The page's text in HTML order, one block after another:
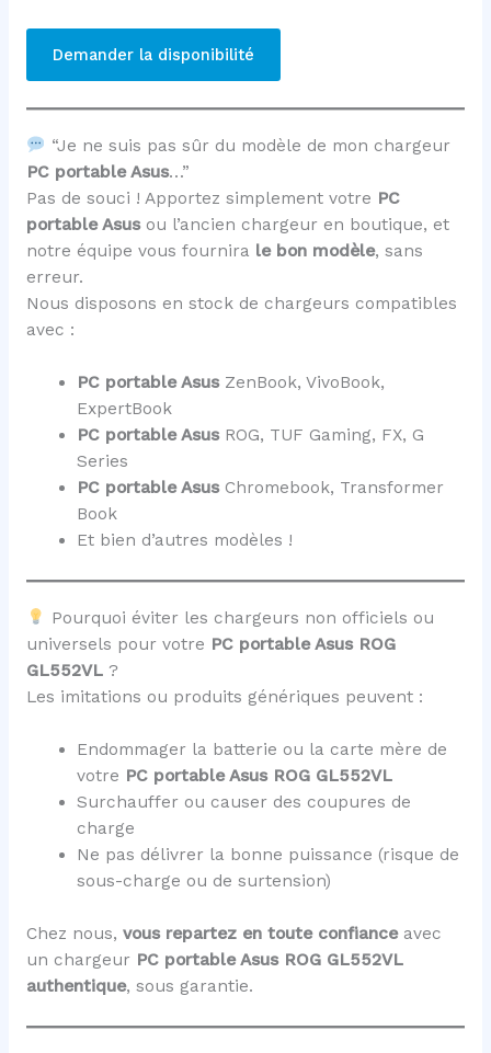
Demander la disponibilité
“Je ne suis pas sûr du modèle de mon chargeur
PC portable Asus…”
Pas de souci ! Apportez simplement votre PC
portable Asus ou l’ancien chargeur en boutique, et
notre équipe vous fournira le bon modèle, sans
erreur.
Nous disposons en stock de chargeurs compatibles
avec :
PC portable Asus ZenBook, VivoBook,
ExpertBook
PC portable Asus ROG, TUF Gaming, FX, G
Series
PC portable Asus Chromebook, Transformer
Book
Et bien d’autres modèles !
Pourquoi éviter les chargeurs non officiels ou
universels pour votre PC portable Asus ROG
GL552VL?
Les imitations ou produits génériques peuvent :
Endommager la batterie ou la carte mère de
votre PC portable Asus ROG GL552VL
Surchauffer ou causer des coupures de
charge
Ne pas délivrer la bonne puissance (risque de
sous-charge ou de surtension)
Chez nous, vous repartez en toute confianceavec
un chargeur PC portable Asus ROG GL552VL
authentique, sous garantie.